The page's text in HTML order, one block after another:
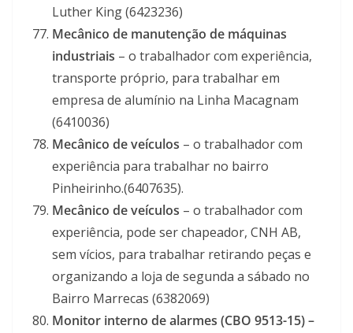
Luther King (6423236)
Mecânico de manutenção de máquinas
industriais – o trabalhador com experiência,
transporte próprio, para trabalhar em
empresa de alumínio na Linha Macagnam
(6410036)
Mecânico de veículos – o trabalhador com
experiência para trabalhar no bairro
Pinheirinho.(6407635).
Mecânico de veículos – o trabalhador com
experiência, pode ser chapeador, CNH AB,
sem vícios, para trabalhar retirando peças e
organizando a loja de segunda a sábado no
Bairro Marrecas (6382069)
Monitor interno de alarmes (CBO 9513-15) –